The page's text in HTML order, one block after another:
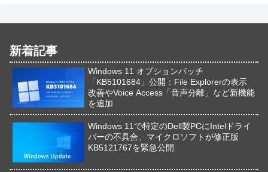
新着記事
Windows 11 オプションパッチ
「KB5101684」公開：File Explorerの表示
改善やVoice Access「音声分離」など新機能
を追加
Windows 11で特定のDell製PCにIntelドライ
バーの不具合、マイクロソフトが修正版
KB5121767を緊急公開